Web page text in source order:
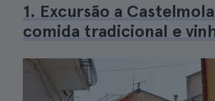
1. Excursão a
comida tradicional e